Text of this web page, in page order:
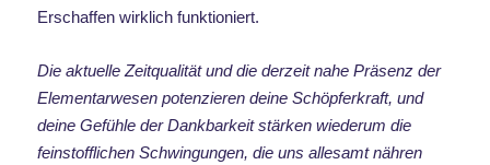
Erschaffen wirklich funktioniert.
Die aktuelle Zeitqualität und die derzeit nahe Präsenz der
Elementarwesen potenzieren deine Schöpferkraft, und
deine Gefühle der Dankbarkeit stärken wiederum die
feinstofflichen Schwingungen, die uns allesamt nähren